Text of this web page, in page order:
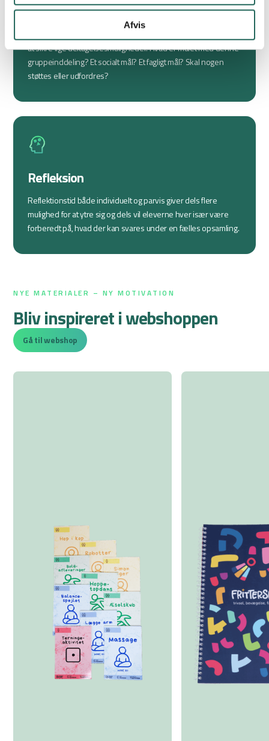
Afvis
Gruppeinddeling
at sikre lige deltagelsesmuligheder. Hvad er målet med denne
gruppeinddeling? Et socialt mål? Et fagligt mål? Skal nogen
støttes eller udfordres?
Refleksion
Reflektionstid både individuelt og parvis giver dels flere
mulighed for at ytre sig og dels vil eleverne hver især være
forberedt på, hvad der kan svares under en fælles opsamling.
NYE MATERIALER – NY MOTIVATION
Bliv inspireret i webshoppen
Gå til webshop